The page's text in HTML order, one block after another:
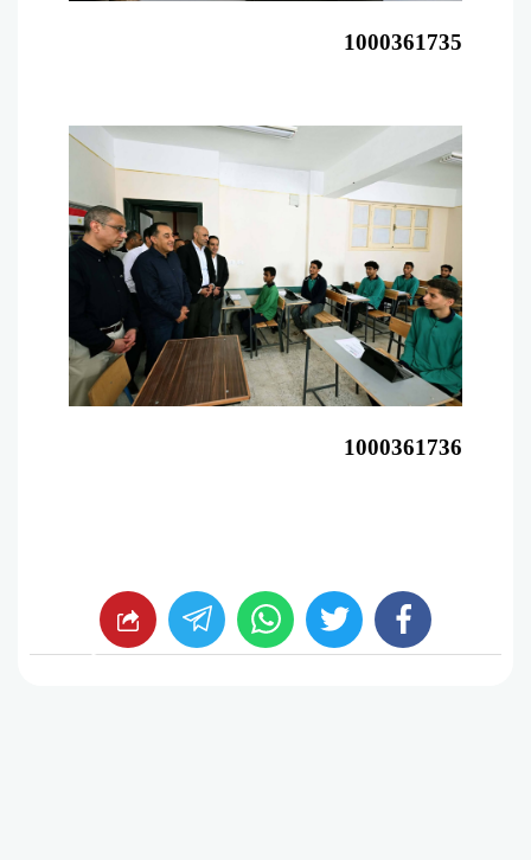
1000361735
1000361736
facebook
twitter
whats شارك